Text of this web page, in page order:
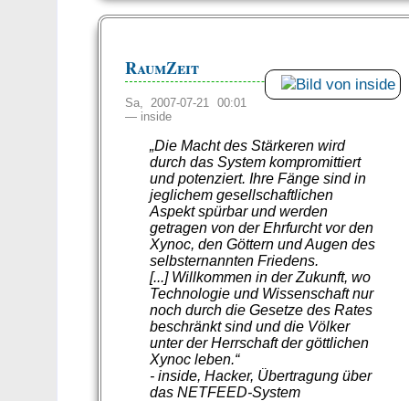
RaumZeit
Sa, 2007-07-21 00:01
— inside
„Die Macht des Stärkeren wird
durch das System kompromittiert
und potenziert. Ihre Fänge sind in
jeglichem gesellschaftlichen
Aspekt spürbar und werden
getragen von der Ehrfurcht vor den
Xynoc, den Göttern und Augen des
selbsternannten Friedens.
[...] Willkommen in der Zukunft, wo
Technologie und Wissenschaft nur
noch durch die Gesetze des Rates
beschränkt sind und die Völker
unter der Herrschaft der göttlichen
Xynoc leben.“
- inside, Hacker, Übertragung über
das NETFEED-System